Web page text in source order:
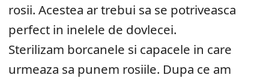
rosii. Acestea ar trebui sa se potriveasca
perfect in inelele de dovlecei.
Sterilizam borcanele si capacele in care
urmeaza sa punem rosiile. Dupa ce am